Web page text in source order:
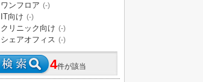
ワンフロア (-)
IT向け (-)
クリニック向け (-)
シェアオフィス (-)
4件が該当